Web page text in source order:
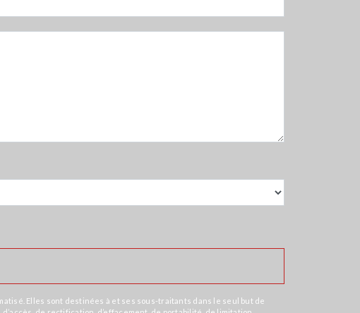
Elles sont destinées à et ses sous-traitants dans le seul but de